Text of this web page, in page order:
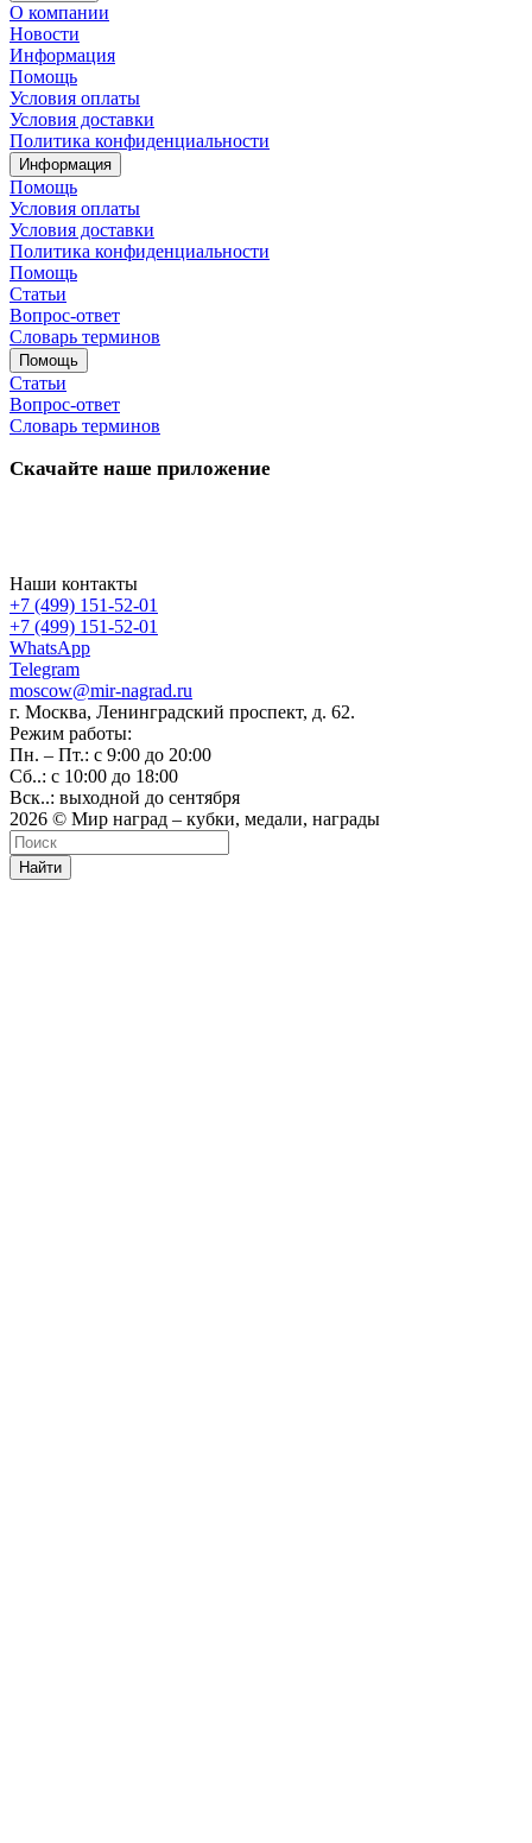
О компании
Новости
Информация
Помощь
Условия оплаты
Условия доставки
Политика конфиденциальности
Информация
Помощь
Условия оплаты
Условия доставки
Политика конфиденциальности
Помощь
Статьи
Вопрос-ответ
Словарь терминов
Помощь
Статьи
Вопрос-ответ
Словарь терминов
Скачайте наше приложение
Наши контакты
+7 (499) 151-52-01
+7 (499) 151-52-01
WhatsApp
Telegram
moscow@mir-nagrad.ru
г. Москва, Ленинградский проспект, д. 62.
Режим работы:
Пн. – Пт.: с 9:00 до 20:00
Сб..: с 10:00 до 18:00
Вск..: выходной до сентября
2026 © Мир наград – кубки, медали, награды
Найти